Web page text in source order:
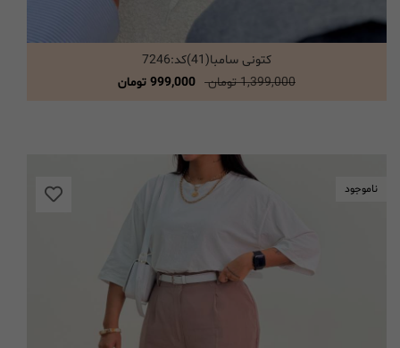
انتخاب گزینه ها
کتونی سامبا(41)کد:7246
1,399,000 تومان
999,000 تومان
ناموجود